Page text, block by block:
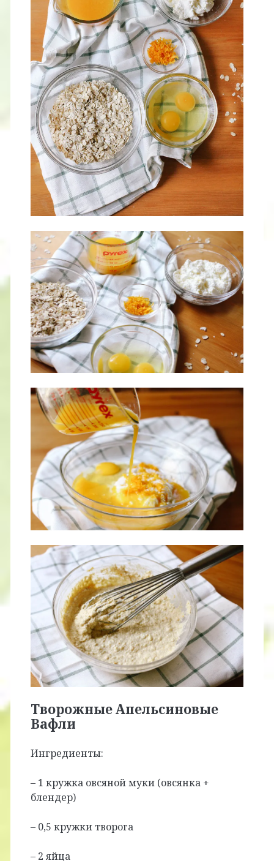
Творожные Апельсиновые
Вафли
Ингредиенты:
– 1 кружка овсяной муки (овсянка +
блендер)
– 0,5 кружки творога
– 2 яйца